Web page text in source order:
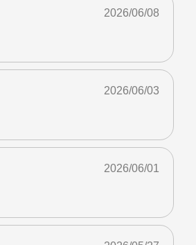
2026/06/08
2026/06/03
2026/06/01